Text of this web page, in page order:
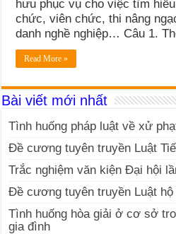
hưu phục vụ cho việc tìm
chức, viên chức, thi nâng
danh nghề nghiệp… Câu 1.
Read More »
Bài viết mới nhất
Tình huống pháp luật về xử
Đề cương tuyên truyền Luật
Trắc nghiệm văn kiện Đại hội
Đề cương tuyên truyền Luật hộ
Tình huống hòa giải ở cơ sở
gia đình